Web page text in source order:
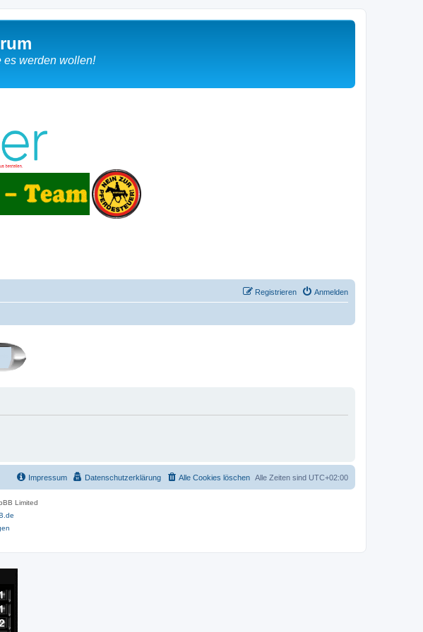
es werden wollen!
Anmelden
Registrieren
Alle Zeiten sind UTC+02:00
Alle Cookies löschen
Datenschutzerklärung
Impressum
Limited